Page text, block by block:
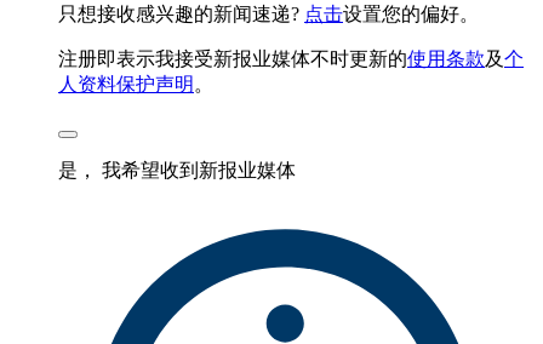
只想接收感兴趣的新闻速递? 点击设置您的偏好。
注册即表示我接受新报业媒体不时更新的使用条款及个
人资料保护声明 。
是， 我希望收到新报业媒体